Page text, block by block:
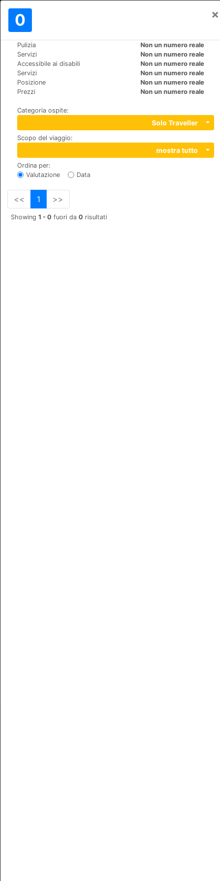
0 ×
Pulizia
Non un numero reale
Servizi
Non un numero reale
Accessibile ai disabili
Non un numero reale
Servizi
Non un numero reale
Posizione
Non un numero reale
Prezzi
Non un numero reale
Categoria ospite:
Solo Traveller
Scopo del viaggio:
mostra tutto
Ordina per:
Valutazione
Data
<< 1 >>
Showing 1 - 0 fuori da 0 risultati
Mondo>
Viva Wyndham Dominicus Palace
+1 (1)8095626001